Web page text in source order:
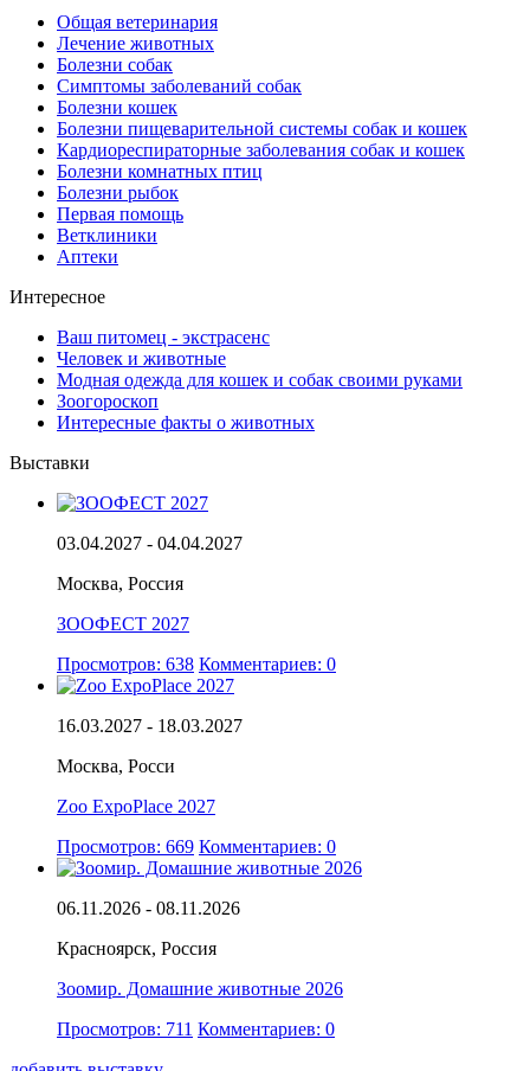
Общая ветеринария
Лечение животных
Болезни собак
Симптомы заболеваний собак
Болезни кошек
Болезни пищеварительной системы собак и кошек
Кардиореспираторные заболевания собак и кошек
Болезни комнатных птиц
Болезни рыбок
Первая помощь
Ветклиники
Аптеки
Интересное
Ваш питомец - экстрасенс
Человек и животные
Модная одежда для кошек и собак своими руками
Зоогороскоп
Интересные факты о животных
Выставки
03.04.2027 - 04.04.2027
Москва, Россия
ЗООФЕСТ 2027
Просмотров: 638 Комментариев: 0
16.03.2027 - 18.03.2027
Москва, Росси
Zoo ExpoPlace 2027
Просмотров: 669 Комментариев: 0
06.11.2026 - 08.11.2026
Красноярск, Россия
Зоомир. Домашние животные 2026
Просмотров: 711 Комментариев: 0